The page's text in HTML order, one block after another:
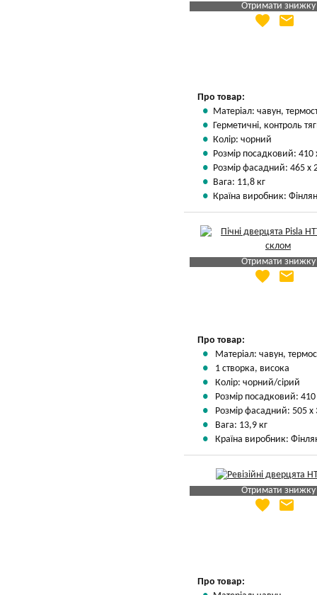
Отримати знижку
Яка Ваша ціна
favorite email
Про товар:
Матеріал: чавун,
Герметичні, контроль
Колір: чорний
Розмір посадковий:
Розмір фасадний: 465 х
Вага: 11,8 кг
Країна виробник:
Отримати знижку
Яка Ваша ціна
favorite email
Про товар:
Матеріал: чавун,
1 створка, висока
Колір: чорний/сірий
Розмір посадковий:
Розмір фасадний: 505
Вага: 13,9 кг
Країна виробник:
Отримати знижку
Яка Ваша ціна
favorite email
Про товар: